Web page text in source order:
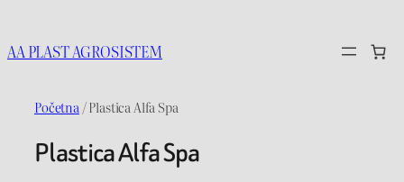
na
sadržaj
AA PLAST AGROSISTEM
Početna / Plastica Alfa Spa
Plastica Alfa Spa